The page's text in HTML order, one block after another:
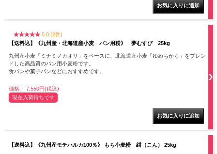
5.0 (2件)
【送料込】《九州産・北海道産小麦 パン用粉》 夢むすび 25kg
九州産小麦「ミナミノカオリ」をベースに、北海道産小麦「ゆめちから」をブレン
ドした高品質のパン用小麦粉です。
食パンや菓子パンなどにおすすめです。
価格： 7,550円(税込)
現在入荷待ちです
【送料込】《九州産モチハルカ100％》 もち小麦粉 紺（こん） 25kg